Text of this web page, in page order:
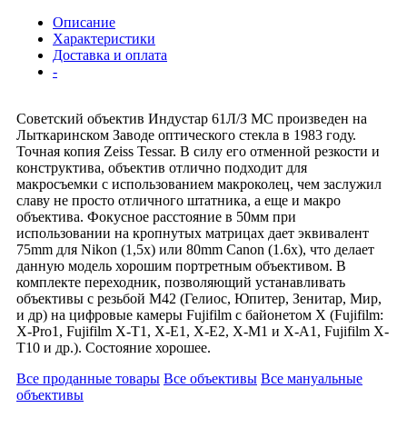
Описание
Характеристики
Доставка и оплата
-
Советский объектив Индустар 61Л/З МС произведен на
Лыткаринском Заводе оптического стекла в 1983 году.
Точная копия Zeiss Tessar. В силу его отменной резкости и
конструктива, объектив отлично подходит для
макросъемки с использованием макроколец, чем заслужил
славу не просто отличного штатника, а еще и макро
объектива. Фокусное расстояние в 50мм при
использовании на кропнутых матрицах дает эквивалент
75mm для Nikon (1,5x) или 80mm Canon (1.6x), что делает
данную модель хорошим портретным объективом. В
комплекте переходник, позволяющий устанавливать
объективы с резьбой М42 (Гелиос, Юпитер, Зенитар, Мир,
и др) на цифровые камеры Fujifilm с байонетом Х (Fujifilm:
X-Pro1, Fujifilm X-T1, X-E1, X-E2, X-M1 и X-A1, Fujifilm X-
T10 и др.). Состояние хорошее.
Все проданные товары Все объективы Все мануальные
объективы